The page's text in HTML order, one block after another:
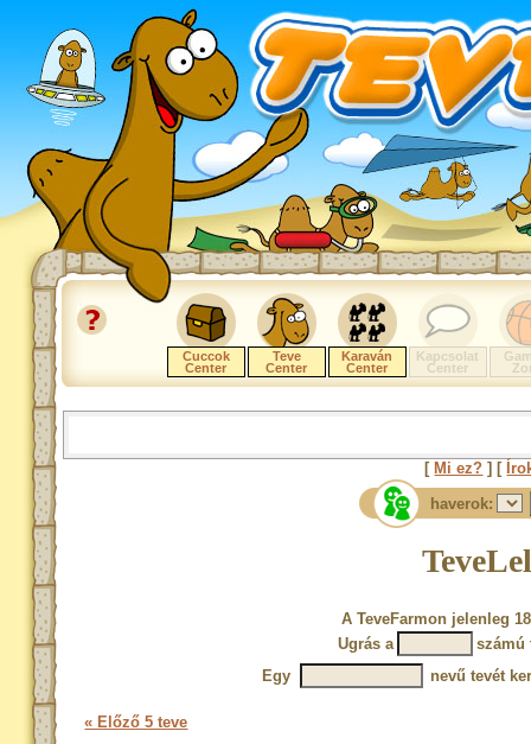
Cuccok
Center
Teve
Center
Karaván
Center
Kapcsolat
Center
[ Mi ez? ] [
haverok:
A TeveFarmon jelenleg
Ugrás a
számú
Egy
nevű tevét
« Előző 5 teve